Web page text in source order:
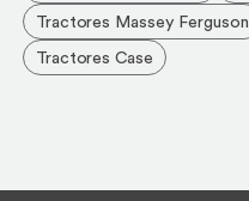
Tractores Massey Ferguson
Tractores Case